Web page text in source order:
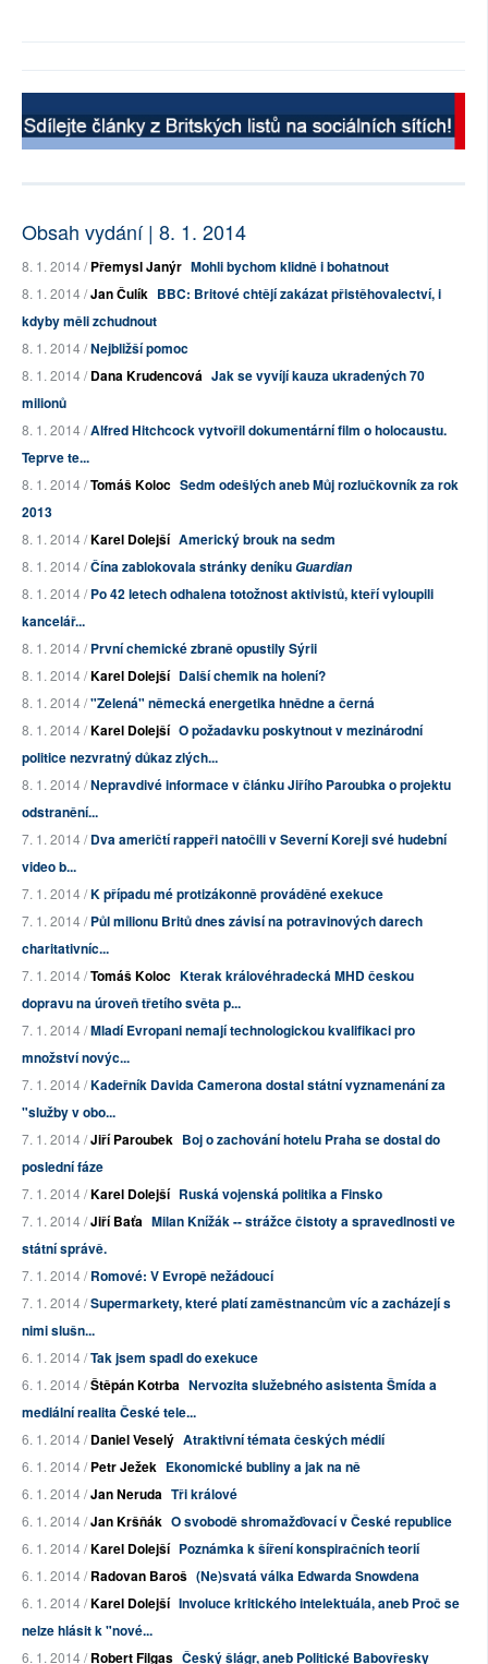
Obsah vydání | 8. 1. 2014
8. 1. 2014 /Přemysl Janýr Mohli bychom klidně i bohatnout
8. 1. 2014 /Jan Čulík BBC: Britové chtějí zakázat přistěhovalectví, i
kdyby měli zchudnout
8. 1. 2014 /Nejbližší pomoc
8. 1. 2014 /Dana Krudencová Jak se vyvíjí kauza ukradených 70
milionů
8. 1. 2014 /Alfred Hitchcock vytvořil dokumentární film o holocaustu.
Teprve te...
8. 1. 2014 /Tomáš Koloc Sedm odešlých aneb Můj rozlučkovník za rok
2013
8. 1. 2014 /Karel Dolejší Americký brouk na sedm
8. 1. 2014 /Čína zablokovala stránky deníkuGuardian
8. 1. 2014 /Po 42 letech odhalena totožnost aktivistů, kteří vyloupili
kancelář...
8. 1. 2014 /První chemické zbraně opustily Sýrii
8. 1. 2014 /Karel Dolejší Další chemik na holení?
8. 1. 2014 /"Zelená" německá energetika hnědne a černá
8. 1. 2014 /Karel Dolejší O požadavku poskytnout v mezinárodní
politice nezvratný důkaz zlých...
8. 1. 2014 /Nepravdivé informace v článku Jiřího Paroubka o projektu
odstranění...
7. 1. 2014 /Dva američtí rappeři natočili v Severní Koreji své hudební
video b...
7. 1. 2014 /K případu mé protizákonně prováděné exekuce
7. 1. 2014 /Půl milionu Britů dnes závisí na potravinových darech
charitativníc...
7. 1. 2014 /Tomáš Koloc Kterak královéhradecká MHD českou
dopravu na úroveň třetího světa p...
7. 1. 2014 /Mladí Evropani nemají technologickou kvalifikaci pro
množství novýc...
7. 1. 2014 /Kadeřník Davida Camerona dostal státní vyznamenání za
"služby v obo...
7. 1. 2014 /Jiří Paroubek Boj o zachování hotelu Praha se dostal do
poslední fáze
7. 1. 2014 /Karel Dolejší Ruská vojenská politika a Finsko
7. 1. 2014 /Jiří Baťa Milan Knížák -- strážce čistoty a spravedlnosti ve
státní správě.
7. 1. 2014 /Romové: V Evropě nežádoucí
7. 1. 2014 /Supermarkety, které platí zaměstnancům víc a zacházejí s
nimi slušn...
6. 1. 2014 /Tak jsem spadl do exekuce
6. 1. 2014 /Štěpán Kotrba Nervozita služebného asistenta Šmída a
mediální realita České tele...
6. 1. 2014 /Daniel Veselý Atraktivní témata českých médií
6. 1. 2014 /Petr Ježek Ekonomické bubliny a jak na ně
6. 1. 2014 /Jan Neruda Tři králové
6. 1. 2014 /Jan Kršňák O svobodě shromažďovací v České republice
6. 1. 2014 /Karel Dolejší Poznámka k šíření konspiračních teorií
6. 1. 2014 /Radovan Baroš (Ne)svatá válka Edwarda Snowdena
6. 1. 2014 /Karel Dolejší Involuce kritického intelektuála, aneb Proč se
nelze hlásit k "nové...
6. 1. 2014 /Robert Filgas Český šlágr, aneb Politické Babovřesky